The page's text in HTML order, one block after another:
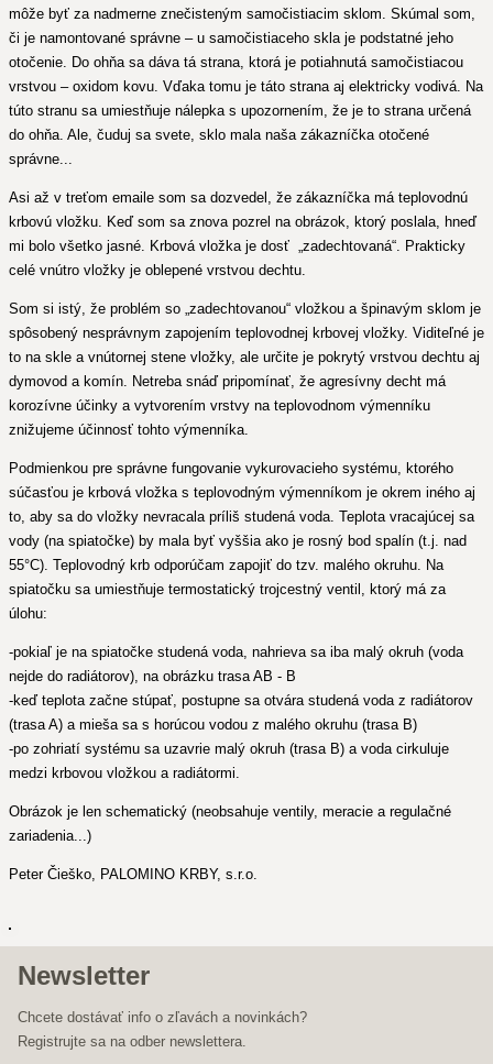
môže byť za nadmerne znečisteným samočistiacim sklom. Skúmal som,
či je namontované správne – u samočistiaceho skla je podstatné jeho
otočenie. Do ohňa sa dáva tá strana, ktorá je potiahnutá samočistiacou
vrstvou – oxidom kovu. Vďaka tomu je táto strana aj elektricky vodivá. Na
túto stranu sa umiestňuje nálepka s upozornením, že je to strana určená
do ohňa. Ale, čuduj sa svete, sklo mala naša zákazníčka otočené
správne...
Asi až v treťom emaile som sa dozvedel, že zákazníčka má teplovodnú
krbovú vložku. Keď som sa znova pozrel na obrázok, ktorý poslala, hneď
mi bolo všetko jasné. Krbová vložka je dosť „zadechtovaná“. Prakticky
celé vnútro vložky je oblepené vrstvou dechtu.
Som si istý, že problém so „zadechtovanou“ vložkou a špinavým sklom je
spôsobený nesprávnym zapojením teplovodnej krbovej vložky. Viditeľné je
to na skle a vnútornej stene vložky, ale určite je pokrytý vrstvou dechtu aj
dymovod a komín. Netreba snáď pripomínať, že agresívny decht má
korozívne účinky a vytvorením vrstvy na teplovodnom výmenníku
znižujeme účinnosť tohto výmenníka.
Podmienkou pre správne fungovanie vykurovacieho systému, ktorého
súčasťou je krbová vložka s teplovodným výmenníkom je okrem iného aj
to, aby sa do vložky nevracala príliš studená voda. Teplota vracajúcej sa
vody (na spiatočke) by mala byť vyššia ako je rosný bod spalín (t.j. nad
55°C). Teplovodný krb odporúčam zapojiť do tzv. malého okruhu. Na
spiatočku sa umiestňuje termostatický trojcestný ventil, ktorý má za
úlohu:
-pokiaľ je na spiatočke studená voda, nahrieva sa iba malý okruh (voda
nejde do radiátorov), na obrázku trasa AB - B
-keď teplota začne stúpať, postupne sa otvára studená voda z radiátorov
(trasa A) a mieša sa s horúcou vodou z malého okruhu (trasa B)
-po zohriatí systému sa uzavrie malý okruh (trasa B) a voda cirkuluje
medzi krbovou vložkou a radiátormi.
Obrázok je len schematický (neobsahuje ventily, meracie a regulačné
zariadenia...)
Peter Čieško, PALOMINO KRBY, s.r.o.
Newsletter
Chcete dostávať info o zľavách a novinkách?
Registrujte sa na odber newslettera.